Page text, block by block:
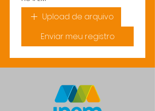
Upload de arquivo
Enviar meu registro